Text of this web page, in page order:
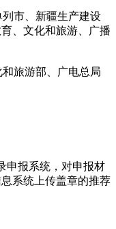
市、新疆生产建设
、文化和旅游、广播
旅游部、广电总局
报系统，对申报材
系统上传盖章的推荐